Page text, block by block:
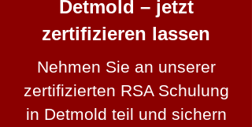
Detmold – jetzt
zertifizieren lassen
Nehmen Sie an unserer
zertifizierten RSA Schulung
in Detmold teil und sichern